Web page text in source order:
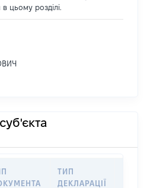
цьому розділі.
ТИП
ДЕКЛАРАЦІЇ